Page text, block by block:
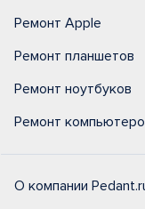
Ремонт Apple
Ремонт планшетов
Ремонт ноутбуков
Ремонт
О компании